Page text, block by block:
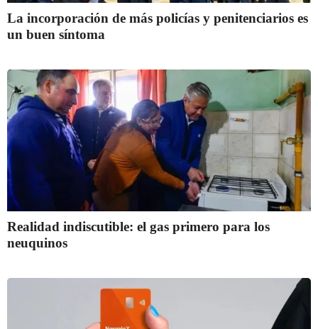
La incorporación de más policías y penitenciarios es
un buen síntoma
Realidad indiscutible: el gas primero para los
neuquinos